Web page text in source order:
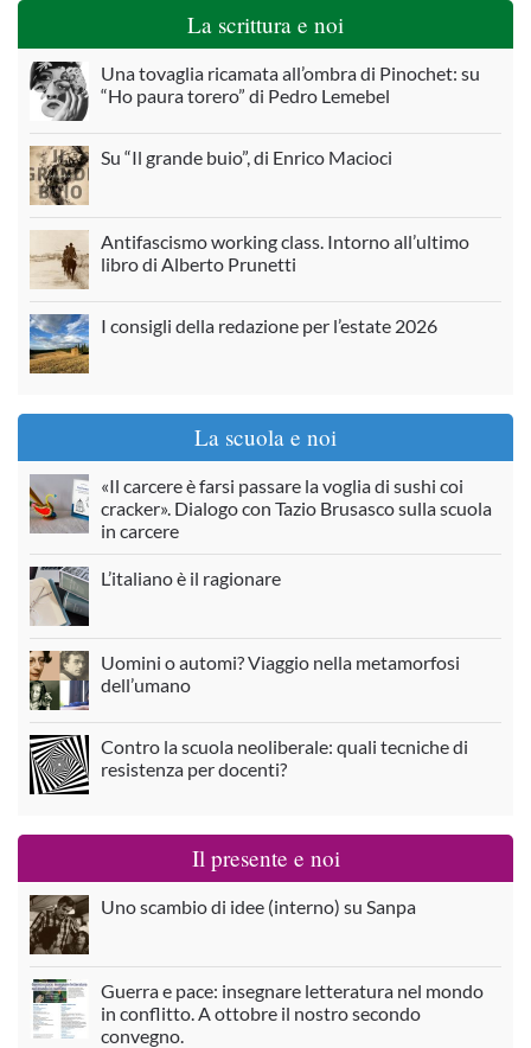
La scrittura e noi
Una tovaglia ricamata all’ombra di Pinochet: su
“Ho paura torero” di Pedro Lemebel
Su “Il grande buio”, di Enrico Macioci
Antifascismo working class. Intorno all’ultimo
libro di Alberto Prunetti
I consigli della redazione per l’estate 2026
La scuola e noi
«Il carcere è farsi passare la voglia di sushi coi
cracker». Dialogo con Tazio Brusasco sulla scuola
in carcere
L’italiano è il ragionare
Uomini o automi? Viaggio nella metamorfosi
dell’umano
Contro la scuola neoliberale: quali tecniche di
resistenza per docenti?
Il presente e noi
Uno scambio di idee (interno) su Sanpa
Guerra e pace: insegnare letteratura nel mondo
in conflitto. A ottobre il nostro secondo
convegno.